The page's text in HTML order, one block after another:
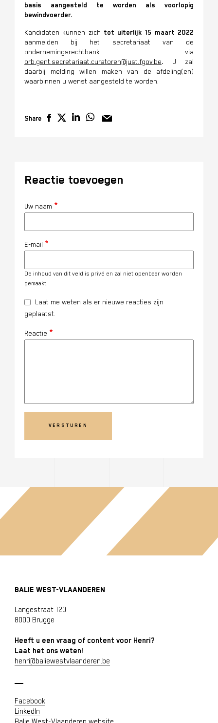
basis aangesteld te worden als voorlopig
bewindvoerder.
Kandidaten kunnen zich tot uiterlijk 15 maart 2022
aanmelden bij het secretariaat van de
ondernemingsrechtbank via
orb.gent.secretariaat.curatoren@just.fgov.be. U zal
daarbij melding willen maken van de afdeling(en)
waarbinnen u wenst aangesteld te worden.
Share
Reactie toevoegen
Uw naam
E-mail
De inhoud van dit veld is privé en zal niet openbaar worden
gemaakt.
Laat me weten als er nieuwe reacties zijn
geplaatst.
Reactie
BALIE WEST-VLAANDEREN
Langestraat 120
8000 Brugge
Heeft u een vraag of content voor Henri?
Laat het ons weten!
henri@baliewestvlaanderen.be
Facebook
LinkedIn